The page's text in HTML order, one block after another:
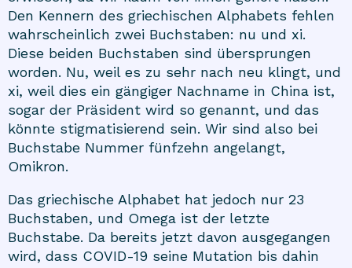
Den Kennern des griechischen Alphabets fehlen
wahrscheinlich zwei Buchstaben: nu und xi.
Diese beiden Buchstaben sind übersprungen
worden. Nu, weil es zu sehr nach neu klingt, und
xi, weil dies ein gängiger Nachname in China ist,
sogar der Präsident wird so genannt, und das
könnte stigmatisierend sein. Wir sind also bei
Buchstabe Nummer fünfzehn angelangt,
Omikron.
Das griechische Alphabet hat jedoch nur 23
Buchstaben, und Omega ist der letzte
Buchstabe. Da bereits jetzt davon ausgegangen
wird, dass COVID-19 seine Mutation bis dahin